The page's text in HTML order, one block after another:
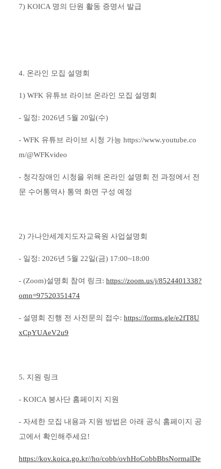
7) KOICA 명의 단원 활동 증명서 발급
4. 온라인 모집 설명회
1) WFK 유튜브 라이브 온라인 모집 설명회
- 일정: 2026년 5월 20일(수)
- WFK 유튜브 라이브 시청 가능 https://www.youtube.co
m/@WFKvideo
- 청각장애인 시청을 위해 온라인 설명회 전 과정에서 전
문 수어통역사 통역 화면 구성 예정
2) 가나안세계지도자교육원 사업설명회
- 일정: 2026년 5월 22일(금) 17:00~18:00
- (Zoom)설명회 참여 링크: https://zoom.us/j/8524401338?
omn=97520351474
- 설명회 진행 전 사전문의 접수: https://forms.gle/e2fT8U
xCpYUAeV2u9
5. 지원 링크
- KOICA 봉사단 홈페이지 지원
- 자세한 모집 내용과 지원 방법은 아래 공식 홈페이지 공
고에서 확인해주세요!
https://kov.koica.go.kr//ho/cobb/ovhHoCobbBbsNormalDe